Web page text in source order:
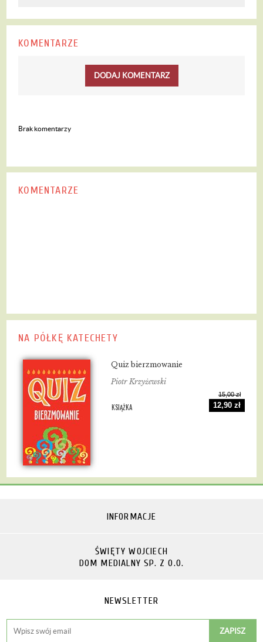
KOMENTARZE
DODAJ KOMENTARZ
Brak komentarzy
KOMENTARZE
NA PÓŁKĘ KATECHETY
Quiz bierzmowanie
Piotr Krzyżewski
KSIĄŻKA
15,00 zł
12,90 zł
INFORMACJE
ŚWIĘTY WOJCIECH
DOM MEDIALNY SP. Z O.O.
NEWSLETTER